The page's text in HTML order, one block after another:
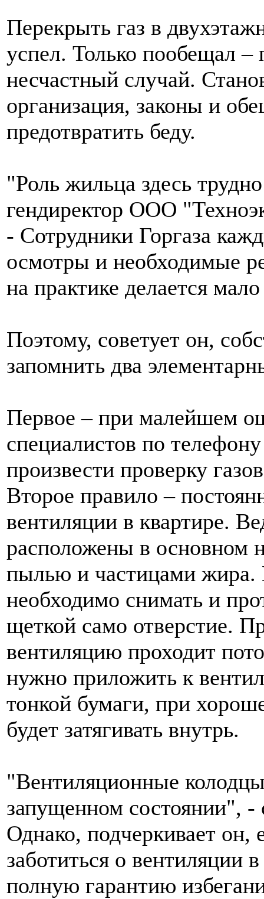
Перекрыть газ в
успел. Только пообещал
несчастный случай.
организация, законы и
предотвратить беду.
"Роль жильца здесь
гендиректор ООО
- Сотрудники Горгаза
осмотры и необходимые
на практике делается
Поэтому, советует он,
запомнить два
Первое – при малейшем
специалистов по
произвести проверку
Второе правило –
вентиляции в квартире.
расположены в основном
пылью и частицами жира.
необходимо снимать и
щеткой само отверстие.
вентиляцию проходит
нужно приложить к
тонкой бумаги, при
будет затягивать внутрь.
"Вентиляционные
запущенном состоянии",
Однако, подчеркивает
заботиться о вентиляции
полную гарантию